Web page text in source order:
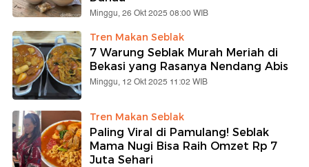
Minggu, 26 Okt 2025 08:00 WIB
Tren Makan Seblak
7 Warung Seblak Murah Meriah di
Bekasi yang Rasanya Nendang Abis
Minggu, 12 Okt 2025 11:02 WIB
Tren Makan Seblak
Paling Viral di Pamulang! Seblak
Mama Nugi Bisa Raih Omzet Rp 7
Juta Sehari